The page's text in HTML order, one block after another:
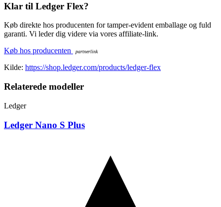
Klar til Ledger Flex?
Køb direkte hos producenten for tamper-evident emballage og fuld
garanti. Vi leder dig videre via vores affiliate-link.
Køb hos producenten
Kilde: https://shop.ledger.com/products/ledger-flex
Relaterede modeller
Ledger
Ledger Nano S Plus